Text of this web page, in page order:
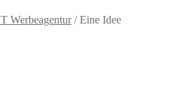
Werbeagentur/Eine Idee